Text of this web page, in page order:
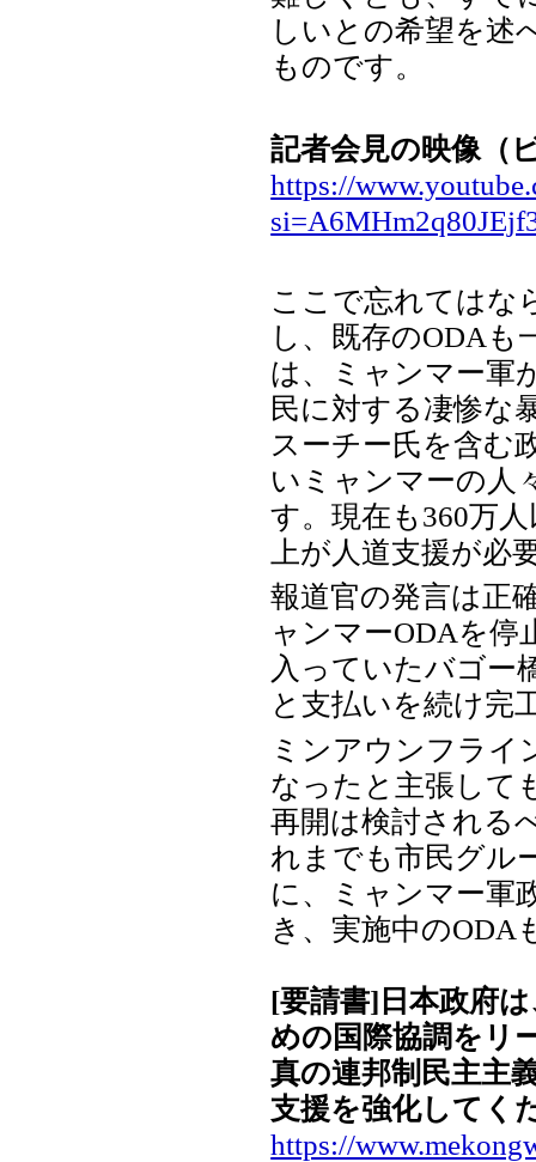
しいとの希望を述
ものです。
記者会見の映像（
https://
ここで忘れてはな
し、既存のODAも
は、ミャンマー軍
民に対する凄惨な
スーチー氏を含む
いミャンマーの人
す。現在も360万
上が人道支援が必
報道官の発言は正
ャンマーODAを停
入っていたバゴー
と支払いを続け完
ミンアウンフライ
なったと主張して
再開は検討される
れまでも市民グル
に、ミャンマー軍
き、実施中のODA
[要請書]日本政府
めの国際協調をリ
真の連邦制民主主
支援を強化してく
https://